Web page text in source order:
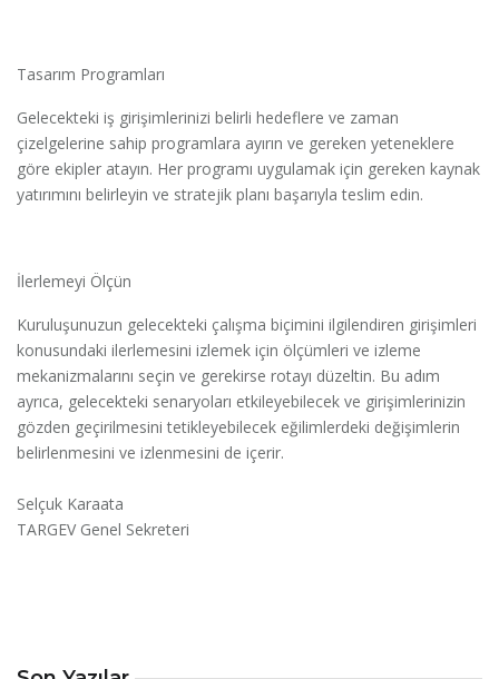
Tasarım Programları
Gelecekteki iş girişimlerinizi belirli hedeflere ve zaman
çizelgelerine sahip programlara ayırın ve gereken yeteneklere
göre ekipler atayın. Her programı uygulamak için gereken kaynak
yatırımını belirleyin ve stratejik planı başarıyla teslim edin.
İlerlemeyi Ölçün
Kuruluşunuzun gelecekteki çalışma biçimini ilgilendiren girişimleri
konusundaki ilerlemesini izlemek için ölçümleri ve izleme
mekanizmalarını seçin ve gerekirse rotayı düzeltin. Bu adım
ayrıca, gelecekteki senaryoları etkileyebilecek ve girişimlerinizin
gözden geçirilmesini tetikleyebilecek eğilimlerdeki değişimlerin
belirlenmesini ve izlenmesini de içerir.
Selçuk Karaata
TARGEV Genel Sekreteri